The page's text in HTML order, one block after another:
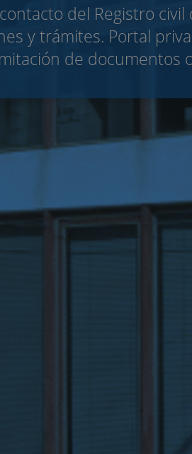
del Registro civil
y trámites. Portal
de documentos